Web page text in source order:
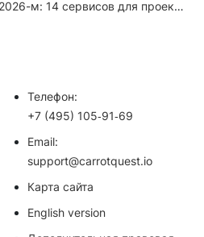
Лучшие таск-трекеры в 2026-м: 14 сервисов для проектов и личных задач
Телефон:
+7 (495) 105‑91‑69
Email:
support@carrotquest.io
Карта сайта
English version